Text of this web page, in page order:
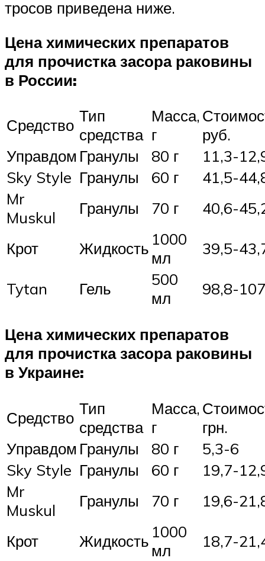
тросов приведена ниже.
Цена химических препаратов
для прочистка засора раковины
в России:
Средство Тип
средства
Масса,
г
руб.
Управдом Гранулы 80 г
11,3-
Sky Style Гранулы 60 г
41,5-
Mr
Muskul
Гранулы 70 г 40,6-
Крот Жидкость 1000
мл
39,5-
Tytan Гель
500
мл
98,8-
Цена химических препаратов
для прочистка засора раковины
в Украине:
Средство Тип
средства
Масса,
г
грн.
Управдом Гранулы 80 г
5,3-6
Sky Style Гранулы 60 г
19,7-
Mr
Muskul
Гранулы 70 г 19,6-
Крот Жидкость 1000
мл
18,7-